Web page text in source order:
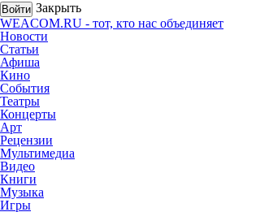
Закрыть
WEACOM.RU - тот, кто нас объединяет
Новости
Статьи
Афиша
Кино
События
Театры
Концерты
Арт
Рецензии
Мультимедиа
Видео
Книги
Музыка
Игры